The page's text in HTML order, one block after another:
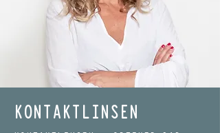
KONTAKTLINSEN